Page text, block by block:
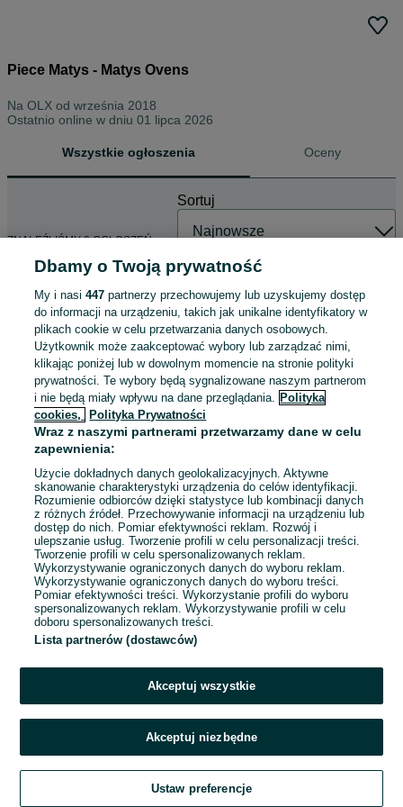
Piece Matys - Matys Ovens
Na OLX od września 2018
Ostatnio online w dniu 01 lipca 2026
Wszystkie ogłoszenia Oceny
ZNALEŹLIŚMY 0 OGŁOSZEŃ
Sortuj
Zadzwoń / SMS
Dbamy o Twoją prywatność
My i nasi447 partnerzy przechowujemy lub uzyskujemy dostęp
do informacji na urządzeniu, takich jak unikalne identyfikatory w
plikach cookie w celu przetwarzania danych osobowych.
Użytkownik może zaakceptować wybory lub zarządzać nimi,
klikając poniżej lub w dowolnym momencie na stronie polityki
prywatności. Te wybory będą sygnalizowane naszym partnerom
i nie będą miały wpływu na dane przeglądania. Polityka
cookies,
Polityka Prywatności
Wraz z naszymi partnerami przetwarzamy dane w celu
zapewnienia:
Użycie dokładnych danych geolokalizacyjnych. Aktywne
skanowanie charakterystyki urządzenia do celów identyfikacji.
Rozumienie odbiorców dzięki statystyce lub kombinacji danych
z różnych źródeł. Przechowywanie informacji na urządzeniu lub
dostęp do nich. Pomiar efektywności reklam. Rozwój i
ulepszanie usług. Tworzenie profili w celu personalizacji treści.
Tworzenie profili w celu spersonalizowanych reklam.
Wykorzystywanie ograniczonych danych do wyboru reklam.
Wykorzystywanie ograniczonych danych do wyboru treści.
Pomiar efektywności treści. Wykorzystanie profili do wyboru
spersonalizowanych reklam. Wykorzystywanie profili w celu
doboru spersonalizowanych treści.
Lista partnerów (dostawców)
Akceptuj wszystkie
Akceptuj niezbędne
Ustaw preferencje